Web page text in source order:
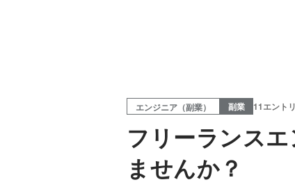
エンジニア（副業） 副業 11エント
フリーランス
ませんか？